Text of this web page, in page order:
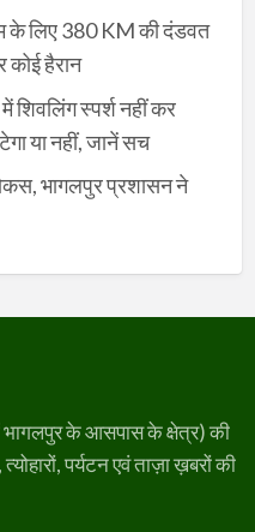
के लिए 380 KM की दंडवत
कोई हैरान
शिवलिंग स्पर्श नहीं कर
या नहीं, जानें सच
भागलपुर प्रशासन ने
भागलपुर के आसपास के क्षेत्र) की
पर्यटन एवं ताज़ा ख़बरों की